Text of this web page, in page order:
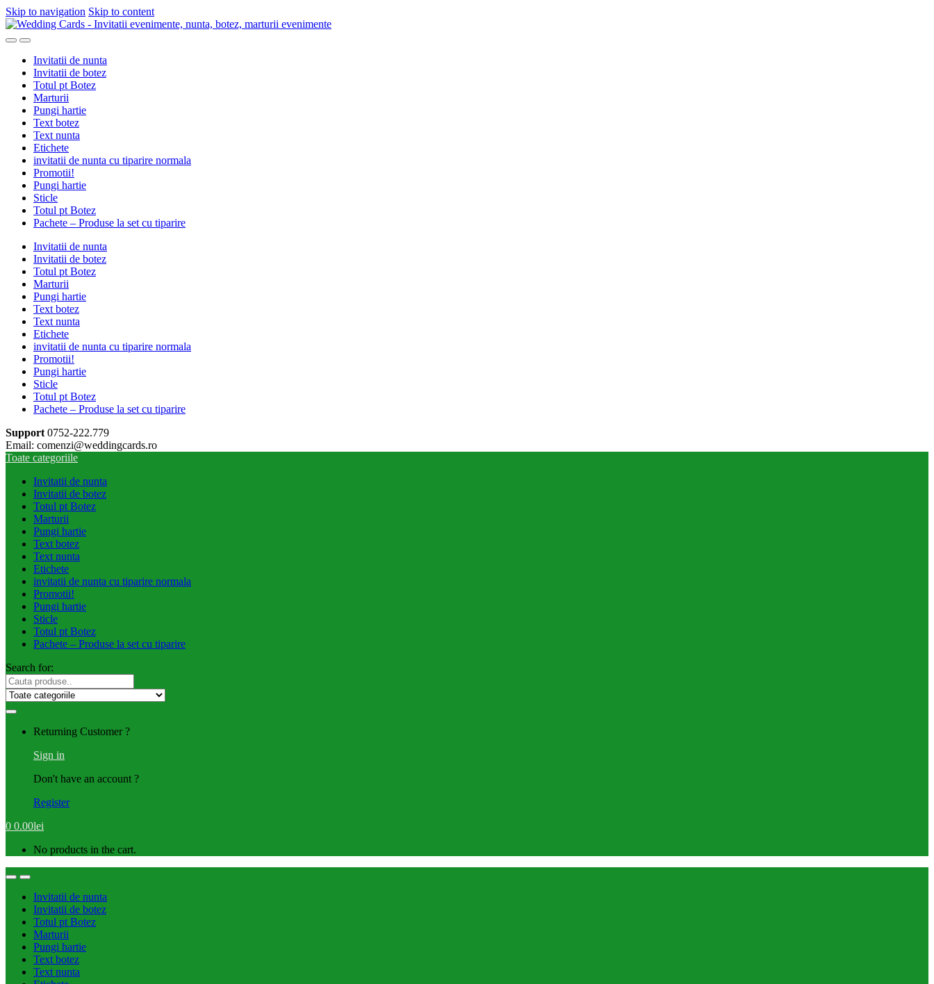
Skip to navigation Skip to content
Invitatii de nunta
Invitatii de botez
Totul pt Botez
Marturii
Pungi hartie
Text botez
Text nunta
Etichete
invitatii de nunta cu tiparire normala
Promotii!
Pungi hartie
Sticle
Totul pt Botez
Pachete – Produse la set cu tiparire
Invitatii de nunta
Invitatii de botez
Totul pt Botez
Marturii
Pungi hartie
Text botez
Text nunta
Etichete
invitatii de nunta cu tiparire normala
Promotii!
Pungi hartie
Sticle
Totul pt Botez
Pachete – Produse la set cu tiparire
Support 0752-222.779
Email: comenzi@weddingcards.ro
Toate categoriile
Invitatii de nunta
Invitatii de botez
Totul pt Botez
Marturii
Pungi hartie
Text botez
Text nunta
Etichete
invitatii de nunta cu tiparire normala
Promotii!
Pungi hartie
Sticle
Totul pt Botez
Pachete – Produse la set cu tiparire
Search for:
Returning Customer ?
Sign in
Don't have an account ?
Register
0 0.00lei
No products in the cart.
Invitatii de nunta
Invitatii de botez
Totul pt Botez
Marturii
Pungi hartie
Text botez
Text nunta